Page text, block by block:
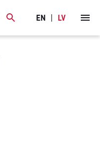
EN LV